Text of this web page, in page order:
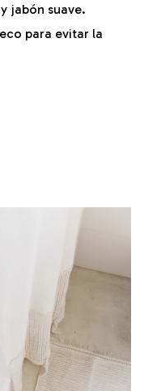
jabón suave.
para evitar la